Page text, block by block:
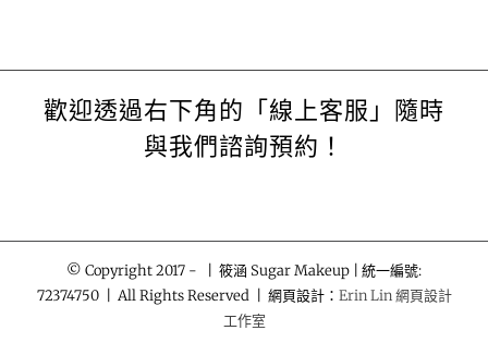
歡迎透過右下角的「線上客服」隨時
與我們諮詢預約！
© Copyright 2017 -
| 筱涵 Sugar Makeup | 統一編號:
72374750 | All Rights Reserved | 網頁設計： Erin Lin 網頁設計
工作室